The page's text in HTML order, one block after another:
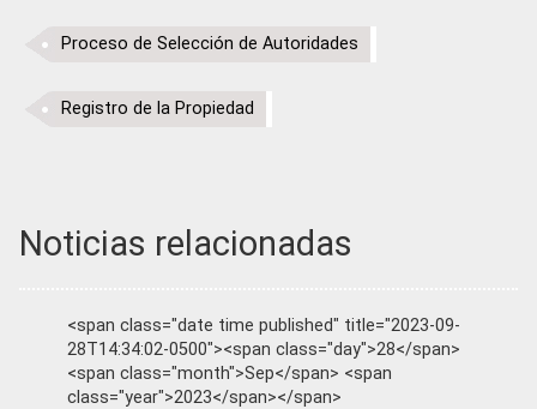
Proceso de Selección de Autoridades
Registro de la Propiedad
Noticias relacionadas
<span class="date time published" title="2023-09-
28T14:34:02-0500"><span class="day">28</span>
<span class="month">Sep</span> <span
class="year">2023</span></span>